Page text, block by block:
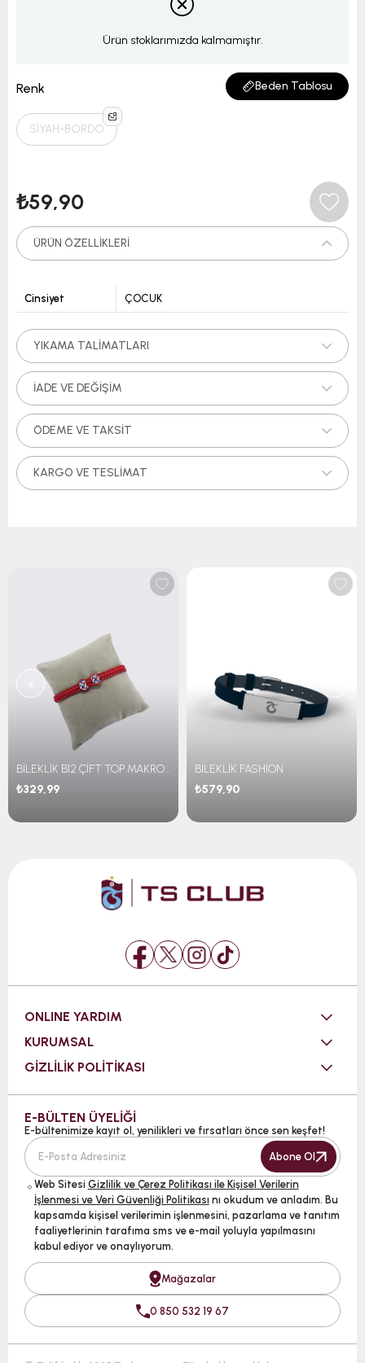
Ürün stoklarımızda kalmamıştır.
Renk Beden Tablosu
SİYAH-BORDO
₺59,90
ÜRÜN ÖZELLIKLERI
Cinsiyet ÇOCUK
YIKAMA TALIMATLARI
İADE VE DEĞIŞIM
ÖDEME VE TAKSIT
KARGO VE TESLIMAT
BİLEKLİK B12 ÇİFT TOP MAKROME
₺329,99
BİLEKLİK FASHION
₺579,90
‹
ONLINE YARDIM
KURUMSAL
GİZLİLİK POLİTİKASI
E-BÜLTEN ÜYELİĞİ
E-bültenimize kayıt ol, yenilikleri ve fırsatları önce sen keşfet!
Abone Ol
Web Sitesi Gizlilik ve Çerez Politikası ile Kişisel Verilerin
İşlenmesi ve Veri Güvenliği Politikası nı okudum ve anladım. Bu
kapsamda kişisel verilerimin işlenmesini, pazarlama ve tanıtım
faaliyetlerinin tarafıma sms ve e-mail yoluyla yapılmasını
kabul ediyor ve onaylıyorum.
Mağazalar
0 850 532 19 67